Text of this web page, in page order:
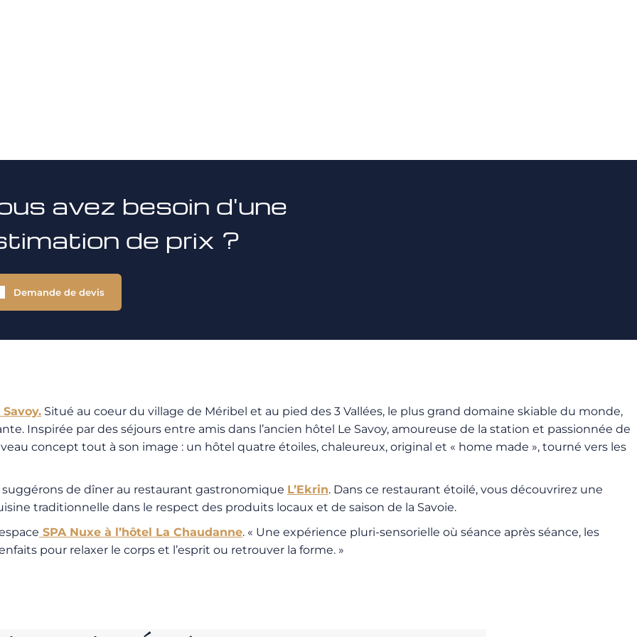
avez besoin d'une
de prix ?
Demande de devis
Savoy. Situé au coeur du village de Méribel et au pied des 3 Vallées, le plus grand domaine skiable du monde,
Inspirée par des séjours entre amis dans l’ancien hôtel Le Savoy, amoureuse de la station et passionnée de
concept tout à son image : un hôtel quatre étoiles, chaleureux, original et « home made », tourné vers les
de dîner au restaurant gastronomique L’Ekrin. Dans ce restaurant étoilé, vous découvrirez une
traditionnelle dans le respect des produits locaux et de saison de la Savoie.
SPA Nuxe à l’hôtel La Chaudanne. « Une expérience pluri-sensorielle où séance après séance, les
pour relaxer le corps et l’esprit ou retrouver la forme. »